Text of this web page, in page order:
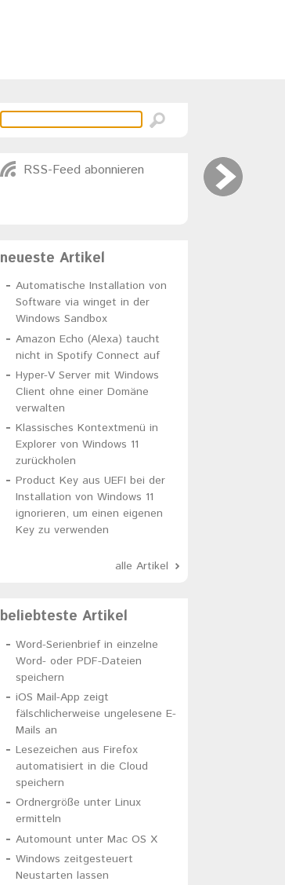
RSS-Feed abonnieren
neueste Artikel
Automatische Installation von
Software via winget in der
Windows Sandbox
Amazon Echo (Alexa) taucht
nicht in Spotify Connect auf
Hyper-V Server mit Windows
Client ohne einer Domäne
verwalten
Klassisches Kontextmenü in
Explorer von Windows 11
zurückholen
Product Key aus UEFI bei der
Installation von Windows 11
ignorieren, um einen eigenen
Key zu verwenden
alle Artikel
beliebteste Artikel
Word-Serienbrief in einzelne
Word- oder PDF-Dateien
speichern
iOS Mail-App zeigt
fälschlicherweise ungelesene E-
Mails an
Lesezeichen aus Firefox
automatisiert in die Cloud
speichern
Ordnergröße unter Linux
ermitteln
Automount unter Mac OS X
Windows zeitgesteuert
Neustarten lassen